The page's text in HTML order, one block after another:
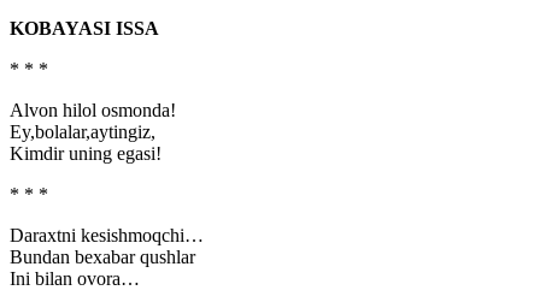
KOBAYASI ISSA
* * *
Alvon hilol osmonda!
Ey,bolalar,aytingiz,
Kimdir uning egasi!
* * *
Daraxtni kesishmoqchi…
Bundan bexabar qushlar
Ini bilan ovora…